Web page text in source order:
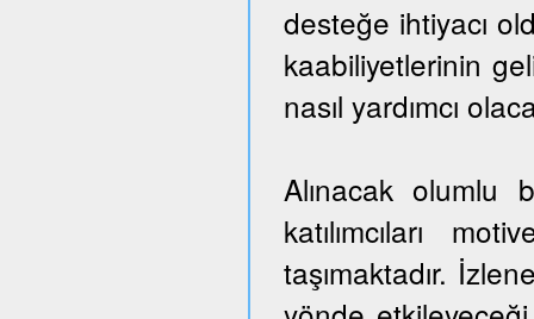
desteğe ihtiyacı
kaabiliyetlerinin
nasıl yardımcı
Alınacak olumlu
katılımcıları
taşımaktadır.